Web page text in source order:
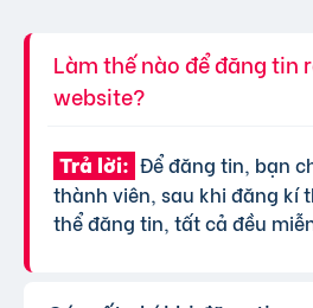
Làm thế nào để đăng tin
website?
Trả lời: Để đăng tin, bạn
thành viên, sau khi đăng kí
thể đăng tin, tất cả đều